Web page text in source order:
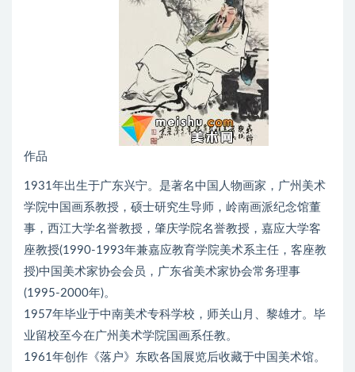
作品
1931年出生于广东兴宁。是著名中国人物画家，广州美术
学院中国画系教授，硕士研究生导师，岭南画派纪念馆董
事，西江大学名誉教授，肇庆学院名誉教授，嘉应大学客
座教授(1990-1993年兼嘉应教育学院美术系主任，客座教
授)中国美术家协会会员，广东省美术家协会常务理事
(1995-2000年)。
1957年毕业于中南美术专科学校，师关山月、黎雄才。毕
业留校至今在广州美术学院国画系任教。
1961年创作《落户》东欧各国展览后收藏于中国美术馆。